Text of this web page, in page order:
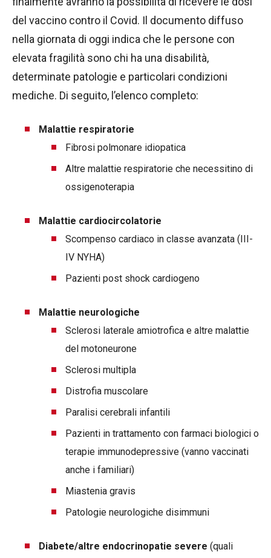
del vaccino contro il Covid. Il documento diffuso
nella giornata di oggi indica che le persone con
elevata fragilità sono chi ha una disabilità,
determinate patologie e particolari condizioni
mediche. Di seguito, l’elenco completo:
Malattie respiratorie
Fibrosi polmonare idiopatica
Altre malattie respiratorie che necessitino di
ossigenoterapia
Malattie cardiocircolatorie
Scompenso cardiaco in classe avanzata (III-
IV NYHA)
Pazienti post shock cardiogeno
Malattie neurologiche
Sclerosi laterale amiotrofica e altre malattie
del motoneurone
Sclerosi multipla
Distrofia muscolare
Paralisi cerebrali infantili
Pazienti in trattamento con farmaci biologici o
terapie immunodepressive (vanno vaccinati
anche i familiari)
Miastenia gravis
Patologie neurologiche disimmuni
Diabete/altre endocrinopatie severe (quali